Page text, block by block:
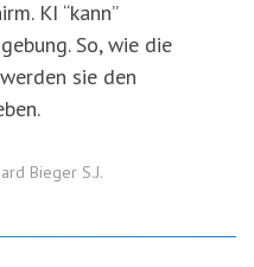
KI “kann”
So, wie die
sie den
Bieger S.J.